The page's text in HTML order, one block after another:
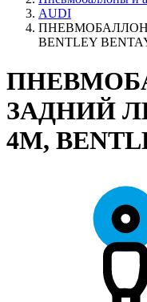
AUDI
ПНЕВМОБАЛЛОН
BENTLEY
ЗАДНИЙ
4M,